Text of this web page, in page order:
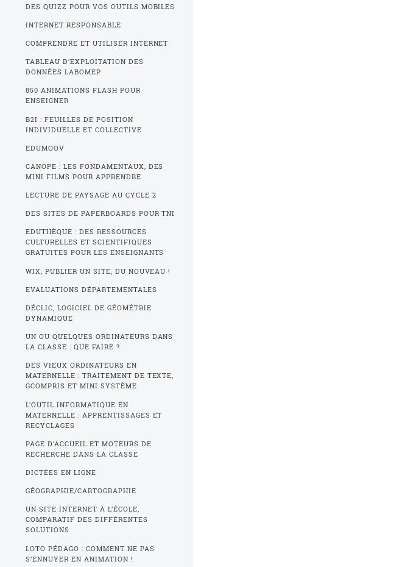
DES QUIZZ POUR VOS OUTILS MOBILES
INTERNET RESPONSABLE
COMPRENDRE ET UTILISER INTERNET
TABLEAU D’EXPLOITATION DES
DONNÉES LABOMEP
850 ANIMATIONS FLASH POUR
ENSEIGNER
B2I : FEUILLES DE POSITION
INDIVIDUELLE ET COLLECTIVE
EDUMOOV
CANOPE : LES FONDAMENTAUX, DES
MINI FILMS POUR APPRENDRE
LECTURE DE PAYSAGE AU CYCLE 2
DES SITES DE PAPERBOARDS POUR TNI
EDUTHÈQUE : DES RESSOURCES
CULTURELLES ET SCIENTIFIQUES
GRATUITES POUR LES ENSEIGNANTS
WIX, PUBLIER UN SITE, DU NOUVEAU !
EVALUATIONS DÉPARTEMENTALES
DÉCLIC, LOGICIEL DE GÉOMÉTRIE
DYNAMIQUE
UN OU QUELQUES ORDINATEURS DANS
LA CLASSE : QUE FAIRE ?
DES VIEUX ORDINATEURS EN
MATERNELLE : TRAITEMENT DE TEXTE,
GCOMPRIS ET MINI SYSTÈME
L’OUTIL INFORMATIQUE EN
MATERNELLE : APPRENTISSAGES ET
RECYCLAGES
PAGE D’ACCUEIL ET MOTEURS DE
RECHERCHE DANS LA CLASSE
DICTÉES EN LIGNE
GÉOGRAPHIE/CARTOGRAPHIE
UN SITE INTERNET À L’ÉCOLE,
COMPARATIF DES DIFFÉRENTES
SOLUTIONS
LOTO PÉDAGO : COMMENT NE PAS
S’ENNUYER EN ANIMATION !